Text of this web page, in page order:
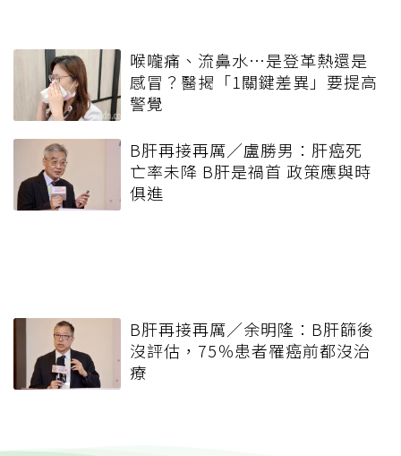
喉嚨痛、流鼻水⋯是登革熱還是
感冒？醫揭「1關鍵差異」要提高
警覺
B肝再接再厲／盧勝男：肝癌死
亡率未降 B肝是禍首 政策應與時
俱進
B肝再接再厲／余明隆：B肝篩後
沒評估，75％患者罹癌前都沒治
療